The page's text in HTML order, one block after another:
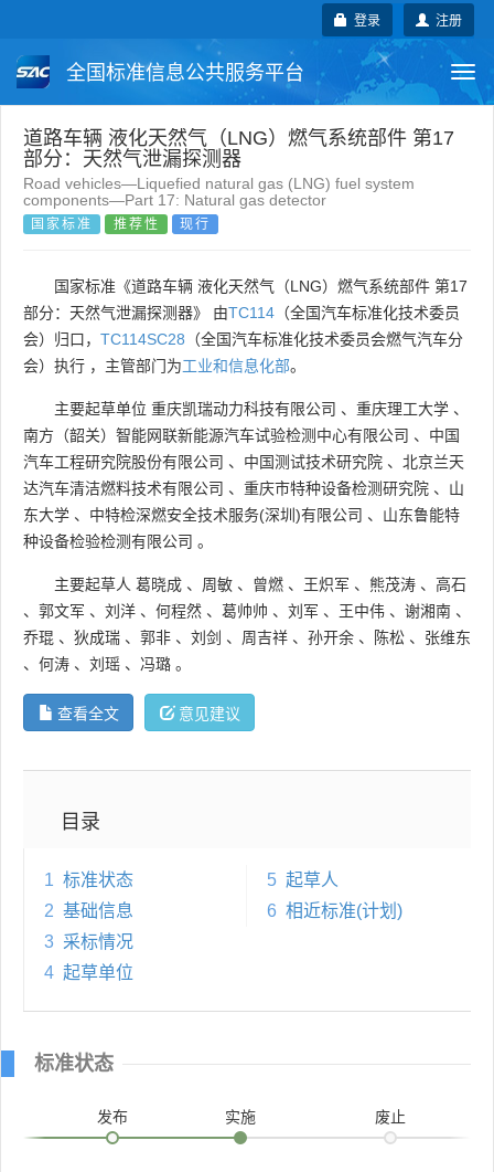
注册
登录
全国标准信息公共服务平台
国家标准 行业标准 地方标准
团体标准 企业标准 国际标准
道路车辆 液化天然气（LNG）燃气系统部件 第17
部分：天然气泄漏探测器
Road vehicles—Liquefied natural gas (LNG) fuel system
components—Part 17: Natural gas detector
国家标准 推荐性 现行
国家标准《道路车辆 液化天然气（LNG）燃气系统部件 第17
部分：天然气泄漏探测器》 由TC114 （全国汽车标准化技术委员
会）归口， TC114SC28 （全国汽车标准化技术委员会燃气汽车分
会）执行 ，主管部门为工业和信息化部。
主要起草单位 重庆凯瑞动力科技有限公司 、 重庆理工大学 、
南方（韶关）智能网联新能源汽车试验检测中心有限公司 、 中国
汽车工程研究院股份有限公司 、 中国测试技术研究院 、 北京兰天
达汽车清洁燃料技术有限公司 、 重庆市特种设备检测研究院 、 山
东大学 、 中特检深燃安全技术服务(深圳)有限公司 、 山东鲁能特
种设备检验检测有限公司 。
主要起草人 葛晓成 、 周敏 、 曾燃 、 王炽军 、 熊茂涛 、 高石
、 郭文军 、 刘洋 、 何程然 、 葛帅帅 、 刘军 、 王中伟 、 谢湘南 、
乔琨 、 狄成瑞 、 郭非 、 刘剑 、 周吉祥 、 孙开余 、 陈松 、 张维东
、 何涛 、 刘瑶 、 冯璐 。
查看全文 意见建议
目录
1 标准状态
2 基础信息
3 采标情况
4 起草单位
5 起草人
6 相近标准(计划)
标准状态
发布 实施 废止